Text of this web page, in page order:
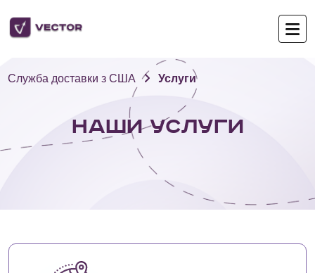
Служба доставки з США Услуги
Наши услуги